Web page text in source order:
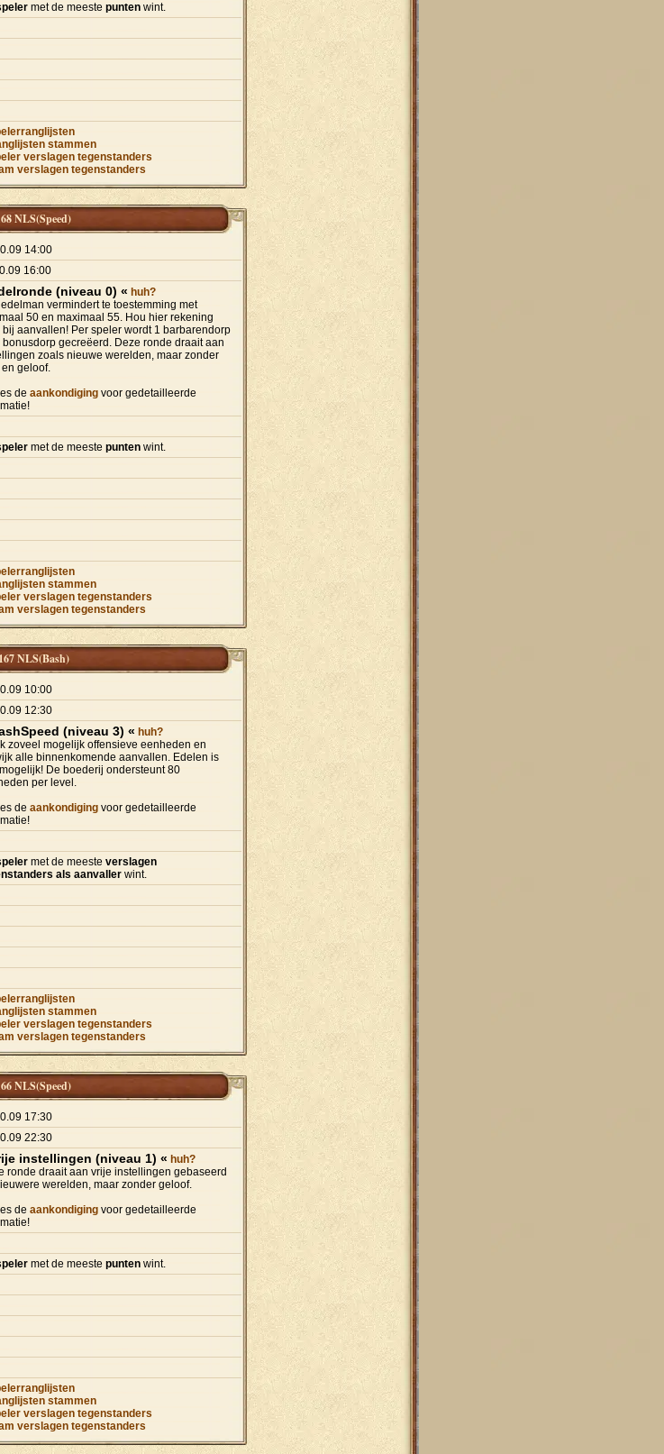
met de meeste punten wint.
stammen
verslagen tegenstanders
verslagen tegenstanders
NLS(Speed)
14:00
16:00
(niveau 0) « huh?
edelman vermindert te toestemming met
50 en maximaal 55. Hou hier rekening
bij aanvallen! Per speler wordt 1 barbarendorp
bonusdorp gecreëerd. Deze ronde draait aan
zoals nieuwe werelden, maar zonder
en geloof.
de aankondiging voor gedetailleerde
met de meeste punten wint.
stammen
verslagen tegenstanders
verslagen tegenstanders
NLS(Bash)
10:00
12:30
(niveau 3) « huh?
zoveel mogelijk offensieve eenheden en
alle binnenkomende aanvallen. Edelen is
De boederij ondersteunt 80
per level.
de aankondiging voor gedetailleerde
met de meeste verslagen
als aanvaller wint.
stammen
verslagen tegenstanders
verslagen tegenstanders
NLS(Speed)
17:30
22:30
instellingen (niveau 1) « huh?
ronde draait aan vrije instellingen gebaseerd
werelden, maar zonder geloof.
de aankondiging voor gedetailleerde
met de meeste punten wint.
stammen
verslagen tegenstanders
verslagen tegenstanders